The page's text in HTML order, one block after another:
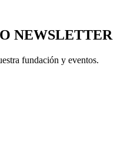
NEWSLETTER
fundación y eventos.